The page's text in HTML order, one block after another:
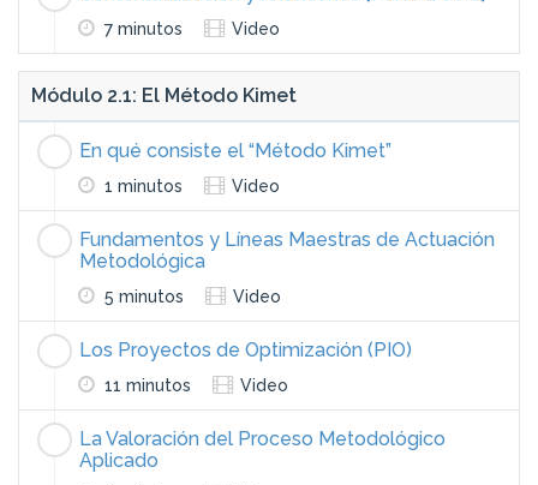
7 minutos Video
Módulo 2.1: El Método Kimet
En qué consiste el “Método Kimet”
1 minutos Video
Fundamentos y Líneas Maestras de Actuación
Metodológica
5 minutos Video
Los Proyectos de Optimización (PIO)
11 minutos Video
La Valoración del Proceso Metodológico
Aplicado